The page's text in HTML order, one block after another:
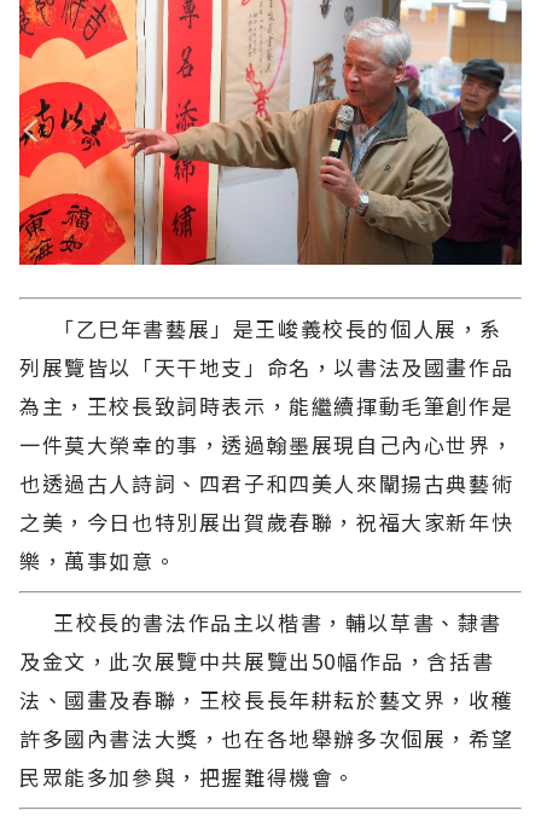
「乙巳年書藝展」是王峻義校長的個人展，系
列展覽皆以「天干地支」命名，以書法及國畫作品
為主，王校長致詞時表示，能繼續揮動毛筆創作是
一件莫大榮幸的事，透過翰墨展現自己內心世界，
也透過古人詩詞、四君子和四美人來闡揚古典藝術
之美，今日也特別展出賀歲春聯，祝福大家新年快
樂，萬事如意。
王校長的書法作品主以楷書，輔以草書、隸書
及金文，此次展覽中共展覽出50幅作品，含括書
法、國畫及春聯，王校長長年耕耘於藝文界，收穫
許多國內書法大獎，也在各地舉辦多次個展，希望
民眾能多加參與，把握難得機會。